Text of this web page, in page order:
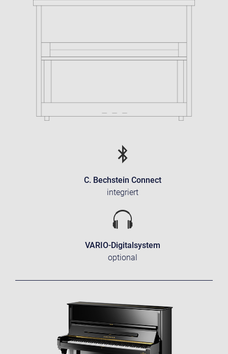
C. Bechstein Connect
integriert
VARIO-Digitalsystem
optional